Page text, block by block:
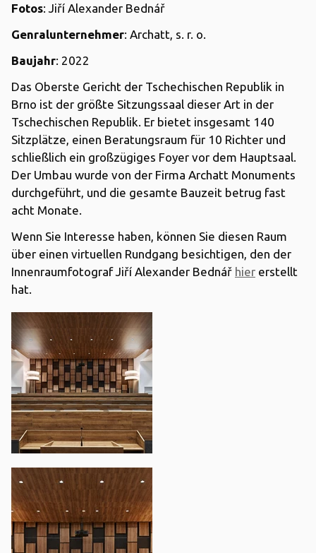
Fotos: Jiří Alexander Bednář
Genralunternehmer: Archatt, s. r. o.
Baujahr: 2022
Das Oberste Gericht der Tschechischen Republik in
Brno ist der größte Sitzungssaal dieser Art in der
Tschechischen Republik. Er bietet insgesamt 140
Sitzplätze, einen Beratungsraum für 10 Richter und
schließlich ein großzügiges Foyer vor dem Hauptsaal.
Der Umbau wurde von der Firma Archatt Monuments
durchgeführt, und die gesamte Bauzeit betrug fast
acht Monate.
Wenn Sie Interesse haben, können Sie diesen Raum
über einen virtuellen Rundgang besichtigen, den der
Innenraumfotograf Jiří Alexander Bednář hier erstellt
hat.